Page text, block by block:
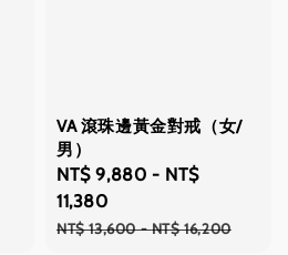
VA 滾珠邊黃金對戒（女/
男）
Sale
price
NT$ 9,880 - NT$
11,380
Regular
NT$ 13,600-NT$ 16,200